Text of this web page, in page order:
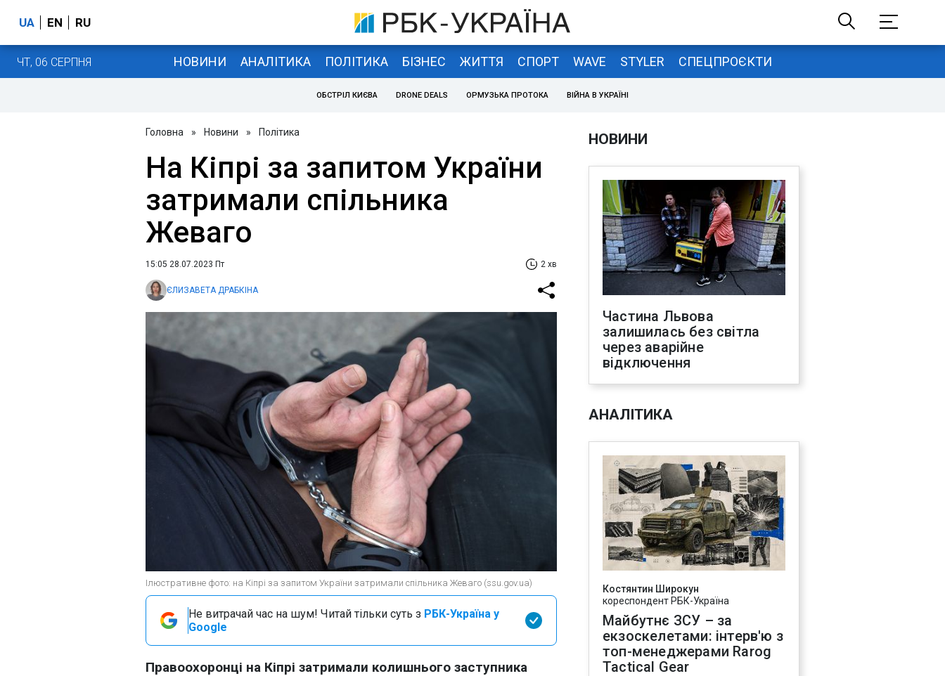
UA EN RU
ЧТ, 06 СЕРПНЯ НОВИНИ АНАЛІТИКА ПОЛІТИКА БІЗНЕС ЖИТТЯ СПОРТ WAVE STYLER СПЕЦПРОЄКТИ
ОБСТРІЛ КИЄВА DRONE DEALS ОРМУЗЬКА ПРОТОКА ВІЙНА В УКРАЇНІ
Головна » Новини » Політика
На Кіпрі за запитом України
затримали спільника
Жеваго
15:05 28.07.2023 Пт 2 хв
ЄЛИЗАВЕТА ДРАБКІНА
Ілюстративне фото: на Кіпрі за запитом України затримали спільника Жеваго (ssu.gov.ua)
Не витрачай час на шум! Читай тільки суть з РБК-Україна у
Google
Правоохоронці на Кіпрі затримали колишнього заступника
НОВИНИ
Частина Львова
залишилась без світла
через аварійне
відключення
АНАЛІТИКА
Костянтин Широкун
кореспондент РБК-Україна
Майбутнє ЗСУ – за
екзоскелетами: інтерв'ю з
топ-менеджерами Rarog
Tactical Gear